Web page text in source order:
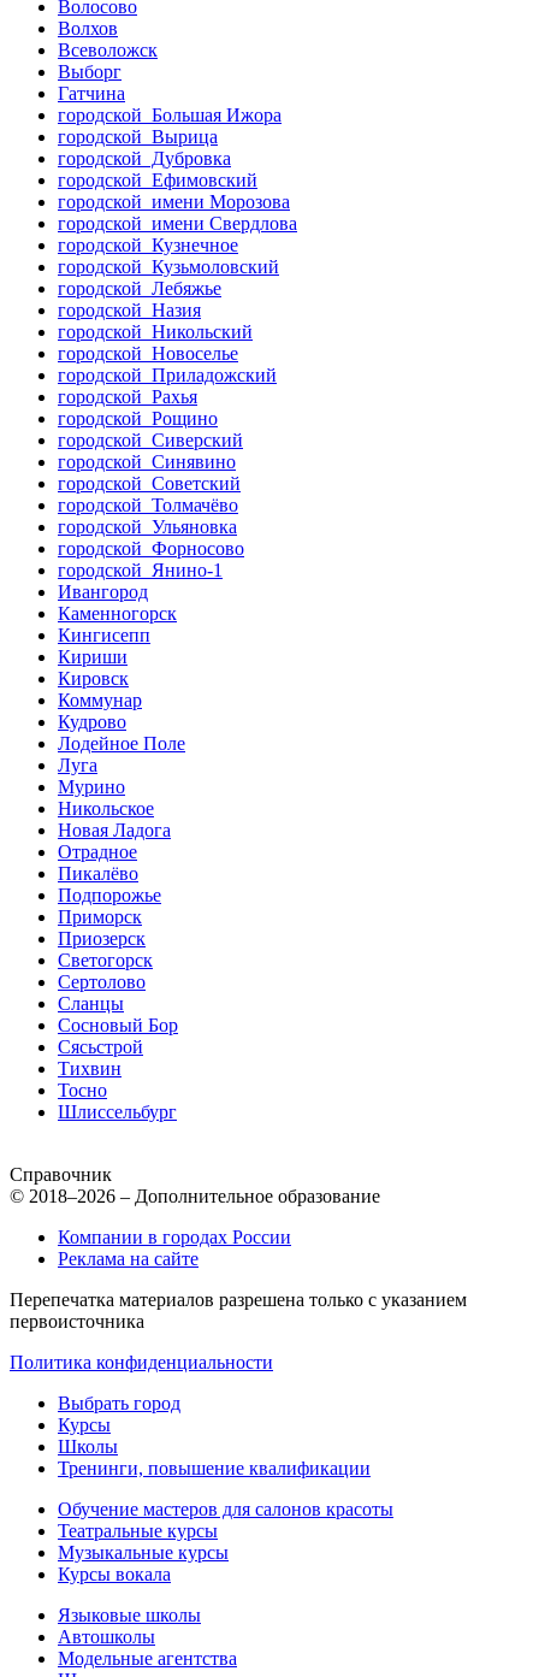
Волосово
Волхов
Всеволожск
Выборг
Гатчина
городской Большая Ижора
городской Вырица
городской Дубровка
городской Ефимовский
городской имени Морозова
городской имени Свердлова
городской Кузнечное
городской Кузьмоловский
городской Лебяжье
городской Назия
городской Никольский
городской Новоселье
городской Приладожский
городской Рахья
городской Рощино
городской Сиверский
городской Синявино
городской Советский
городской Толмачёво
городской Ульяновка
городской Форносово
городской Янино-1
Ивангород
Каменногорск
Кингисепп
Кириши
Кировск
Коммунар
Кудрово
Лодейное Поле
Луга
Мурино
Никольское
Новая Ладога
Отрадное
Пикалёво
Подпорожье
Приморск
Приозерск
Светогорск
Сертолово
Сланцы
Сосновый Бор
Сясьстрой
Тихвин
Тосно
Шлиссельбург
Справочник
© 2018–2026 – Дополнительное образование
Компании в городах России
Реклама на сайте
Перепечатка материалов разрешена только с указанием
первоисточника
Политика конфиденциальности
Выбрать город
Курсы
Школы
Тренинги, повышение квалификации
Обучение мастеров для салонов красоты
Театральные курсы
Музыкальные курсы
Курсы вокала
Языковые школы
Автошколы
Модельные агентства